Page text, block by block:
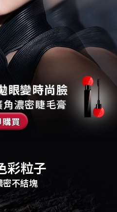
眼變時尚臉
濃密睫毛膏
買
彩粒子
密不結塊